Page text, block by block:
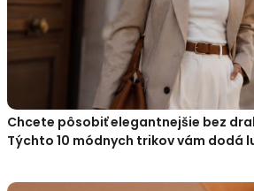
Chcete pôsobiť elegantnejšie bez
Týchto 10 módnych trikov vám dodá